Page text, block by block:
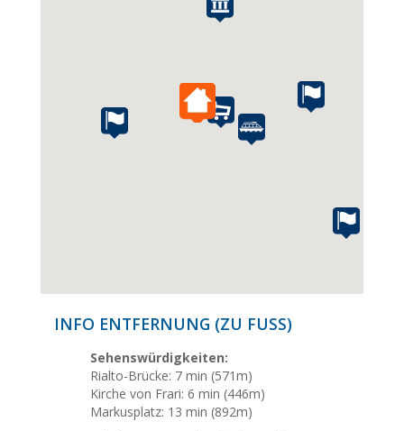
INFO ENTFERNUNG (ZU FUSS)
Sehenswürdigkeiten:
Rialto-Brücke: 7 min (571m)
Kirche von Frari: 6 min (446m)
Markusplatz: 13 min (892m)